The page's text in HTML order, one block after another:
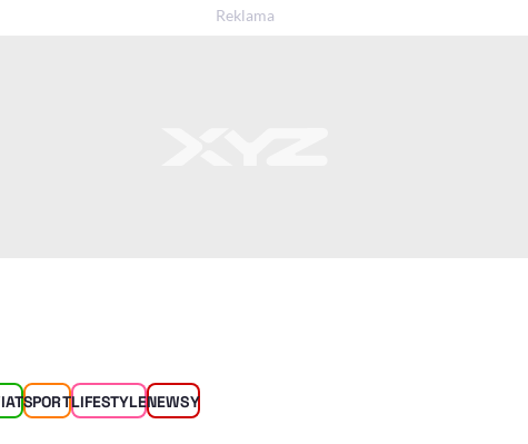
SPORTLIFESTYLENEWSY